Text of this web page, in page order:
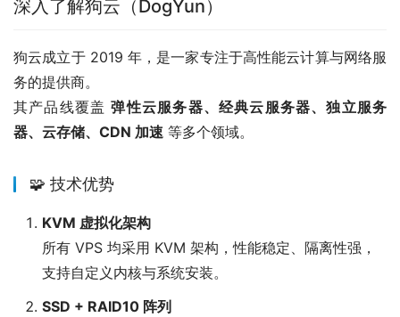
深入了解狗云（DogYun）
狗云成立于 2019 年，是一家专注于高性能云计算与网络服
务的提供商。
其产品线覆盖 弹性云服务器、经典云服务器、独立服务
器、云存储、CDN 加速 等多个领域。
🧩 技术优势
KVM 虚拟化架构
所有 VPS 均采用 KVM 架构，性能稳定、隔离性强，
支持自定义内核与系统安装。
SSD + RAID10 阵列